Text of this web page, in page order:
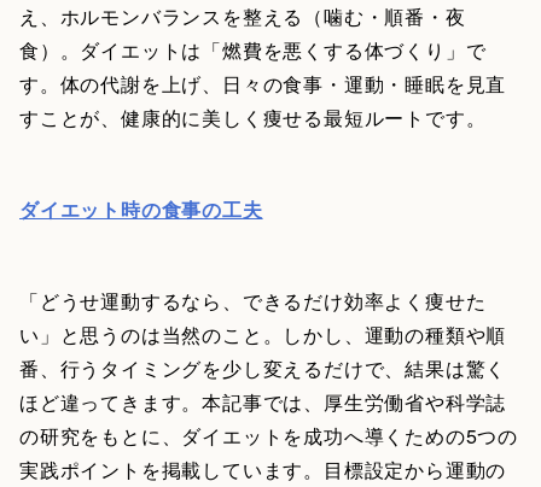
え、ホルモンバランスを整える（噛む・順番・夜
食）。ダイエットは「燃費を悪くする体づくり」で
す。体の代謝を上げ、日々の食事・運動・睡眠を見直
すことが、健康的に美しく痩せる最短ルートです。
ダイエット時の食事の工夫
「どうせ運動するなら、できるだけ効率よく痩せた
い」と思うのは当然のこと。しかし、運動の種類や順
番、行うタイミングを少し変えるだけで、結果は驚く
ほど違ってきます。本記事では、厚生労働省や科学誌
の研究をもとに、ダイエットを成功へ導くための5つの
実践ポイントを掲載しています。目標設定から運動の